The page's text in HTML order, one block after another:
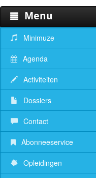
Menu
Minimuze
Agenda
Activiteiten
Dossiers
Contact
Abonneeservice
Opleidingen